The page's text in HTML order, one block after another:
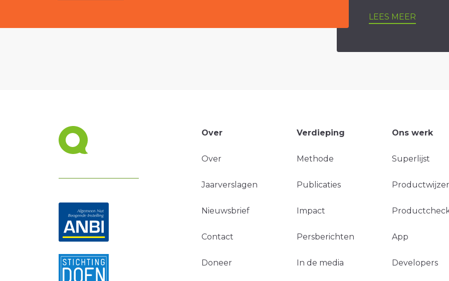
LEES MEER
Over
Over
Jaarverslagen
Nieuwsbrief
Contact
Doneer
Verdieping
Methode
Publicaties
Impact
Persberichten
In de media
Ons werk
Superlijst
App
Developers